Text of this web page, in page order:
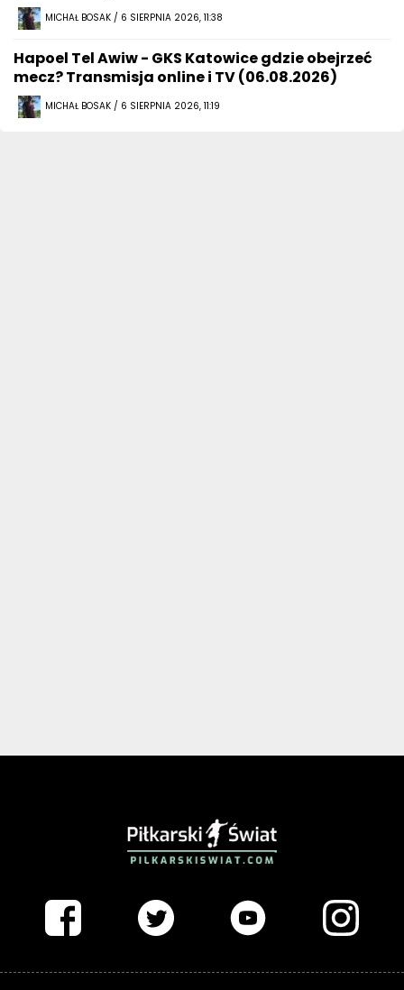
MICHAŁ BOSAK / 6 SIERPNIA 2026, 11:38
Hapoel Tel Awiw - GKS Katowice gdzie obejrzeć
mecz? Transmisja online i TV (06.08.2026)
MICHAŁ BOSAK / 6 SIERPNIA 2026, 11:19